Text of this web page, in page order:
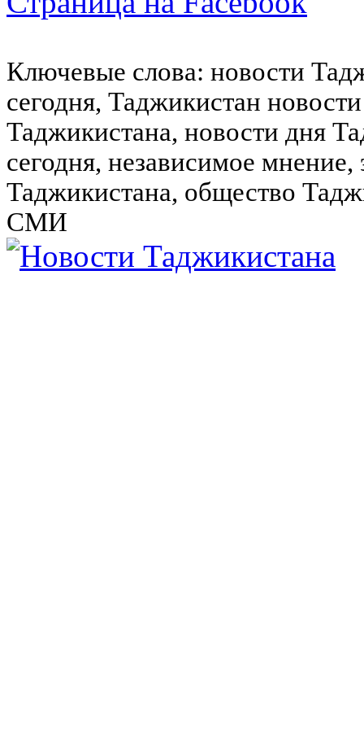
Ключевые слова: новости
сегодня, Таджикистан
Таджикистана, новости дня
сегодня, независимое
Таджикистана, общество
СМИ